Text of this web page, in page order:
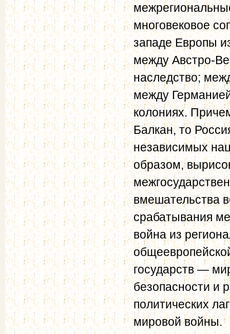
многовековое
западе Европы
между Австро-
наследство;
между
колониях.
Балкан, то
независимых
образом,
вмешательства
срабатывания
война из
государств —
безопасности и
политических
мировой войны.